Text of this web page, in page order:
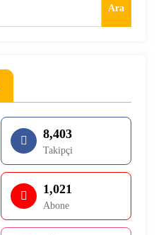
Ara
8,403
Takipçi
1,021
Abone